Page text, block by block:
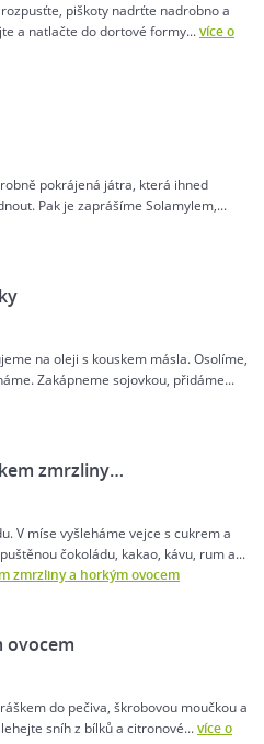
piškoty nadrťte nadrobno a
a natlačte do dortové formy...více o
pokrájená játra, která ihned
Pak je zaprášíme Solamylem,...
na oleji s kouskem másla. Osolíme,
Zakápneme sojovkou, přidáme...
zmrzliny…
V míse vyšleháme vejce s cukrem a
čokoládu, kakao, kávu, rum a...
zmrzliny a horkým ovocem
ovocem
do pečiva, škrobovou moučkou a
sníh z bílků a citronové...více o